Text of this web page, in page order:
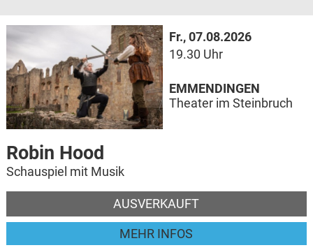
Fr., 07.08.2026
19.30 Uhr
Robin Hood
Schauspiel mit Musik
AUSVERKAUFT
MEHR INFOS
EMMENDINGEN
Theater im Steinbruch